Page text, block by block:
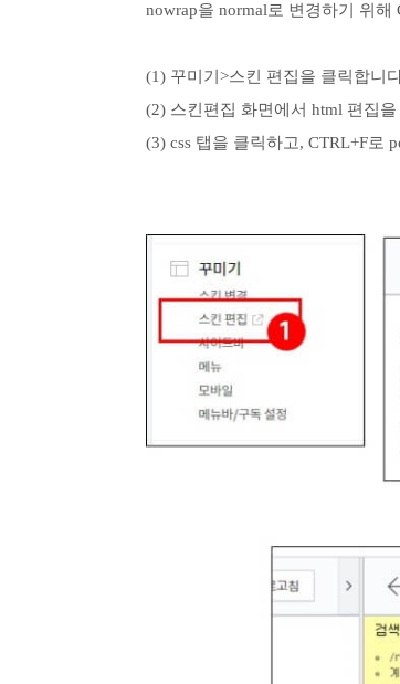
nowrap을 normal로 변경하기 위해
(1) 꾸미기>스킨 편집을 클릭합니
(2) 스킨편집 화면에서 html 편집
(3) css 탭을 클릭하고, CTRL+F로